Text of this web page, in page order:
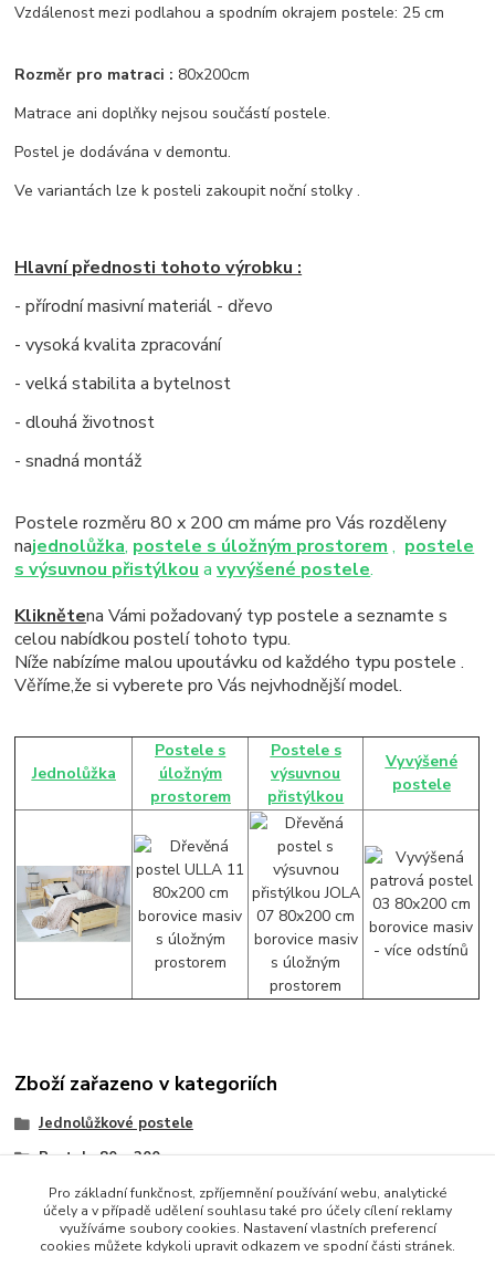
Vzdálenost mezi podlahou a spodním okrajem postele: 25 cm
Rozměr pro matraci : 80x200cm
Matrace ani doplňky nejsou součástí postele.
Postel je dodávána v demontu.
Ve variantách lze k posteli zakoupit noční stolky .
Hlavní přednosti tohoto výrobku :
- přírodní masivní materiál - dřevo
- vysoká kvalita zpracování
- velká stabilita a bytelnost
- dlouhá životnost
- snadná montáž
Postele rozměru 80 x 200 cm máme pro Vás rozděleny
najednolůžka, postele s úložným prostorem , postele
s výsuvnou přistýlkou avyvýšené postele.
Kliknětena Vámi požadovaný typ postele a seznamte s
celou nabídkou postelí tohoto typu.
Níže nabízíme malou upoutávku od každého typu postele .
Věříme,že si vyberete pro Vás nejvhodnější model.
Jednolůžka
Postele s
úložným
prostorem
Postele s
výsuvnou
přistýlkou
Vyvýšené
postele
Zboží zařazeno v kategoriích
Jednolůžkové postele
Postele 80 x 200 cm
Postel 80x200 cm
Postel 80x200 cm
Pro základní funkčnost, zpříjemnění používání webu, analytické
účely a v případě udělení souhlasu také pro účely cílení reklamy
využíváme soubory cookies. Nastavení vlastních preferencí
cookies můžete kdykoli upravit odkazem ve spodní části stránek.